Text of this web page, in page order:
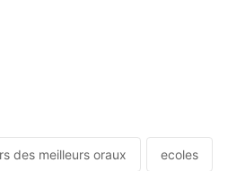
des meilleurs oraux ecoles